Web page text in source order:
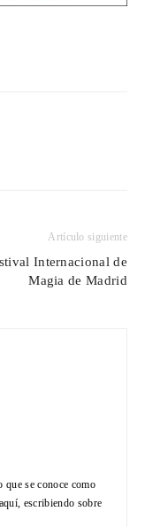
Artículo siguiente
Internacional de
Magia de Madrid
se conoce como
escribiendo sobre